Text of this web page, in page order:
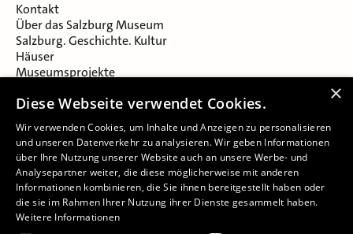
Kontakt
Über das Salzburg Museum
Salzburg. Geschichte. Kultur
Häuser
Museumsprojekte
Museumsverein Celtic Heritage
Karriere & Jobs
×
Diese Webseite verwendet Cookies.
Wir verwenden Cookies, um Inhalte und Anzeigen zu personalisieren
und unseren Datenverkehr zu analysieren. Wir geben Informationen
über Ihre Nutzung unserer Website auch an unsere Werbe- und
Analysepartner weiter, die diese möglicherweise mit anderen
Informationen kombinieren, die Sie ihnen bereitgestellt haben oder
die sie im Rahmen Ihrer Nutzung ihrer Dienste gesammelt haben.
Weitere Informationen